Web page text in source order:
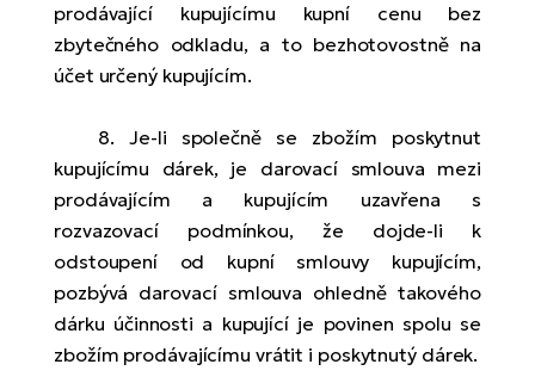
prodávající kupujícímu kupní cenu bez
zbytečného odkladu, a to bezhotovostně na
účet určený kupujícím.
8. Je-li společně se zbožím poskytnut
kupujícímu dárek, je darovací smlouva mezi
prodávajícím a kupujícím uzavřena s
rozvazovací podmínkou, že dojde-li k
odstoupení od kupní smlouvy kupujícím,
pozbývá darovací smlouva ohledně takového
dárku účinnosti a kupující je povinen spolu se
zbožím prodávajícímu vrátit i poskytnutý dárek.